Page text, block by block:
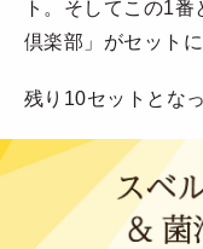
ト。そしてこの1
倶楽部」がセット
残り10セットとな